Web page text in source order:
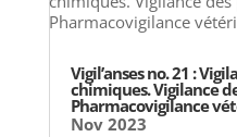
Vigil’anses no. 21 :
chimiques. Vigilance
Pharmacovigilance
Nov 2023